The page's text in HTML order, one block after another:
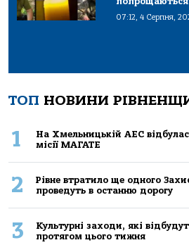
07:12, 4 Серпня,
ТОП НОВИНИ
1
На Хмельницькій АЕС
місії МАГАТЕ
2
Рівне втратило ще одного
проведуть в останню дорогу
3
Культурні заходи, які
протягом цього тижня